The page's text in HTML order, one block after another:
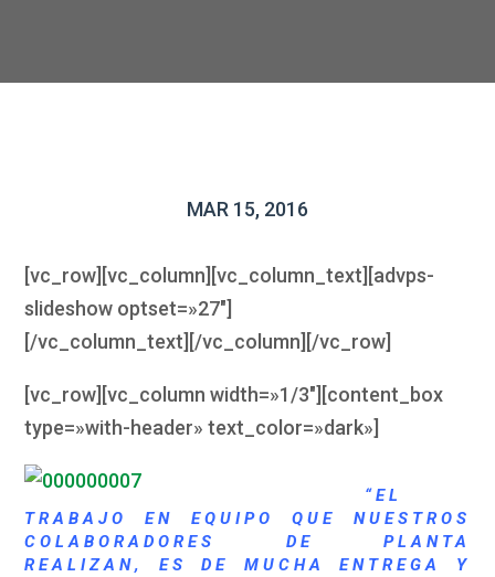
MAR 15, 2016
[vc_row][vc_column][vc_column_text][advps-
slideshow optset=»27″]
[/vc_column_text][/vc_column][/vc_row]
[vc_row][vc_column width=»1/3″][content_box
type=»with-header» text_color=»dark»]
“EL
TRABAJO EN EQUIPO QUE NUESTROS
COLABORADORES DE PLANTA
REALIZAN, ES DE MUCHA ENTREGA Y